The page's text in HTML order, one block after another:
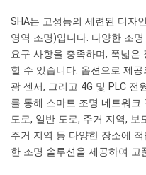
SHA는 고성능의 세련된 디자
영역 조명)입니다. 다양한 조
요구 사항을 충족하며, 폭넓
힐 수 있습니다. 옵션으로 제
광 센서, 그리고 4G 및 PLC
를 통해 스마트 조명 네트워
도로, 일반 도로, 주거 지역,
주거 지역 등 다양한 장소에
한 조명 솔루션을 제공하여